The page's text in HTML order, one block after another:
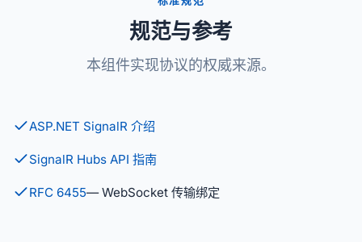
规范与参考
本组件实现协议的权威来源。
ASP.NET SignalR 介绍
SignalR Hubs API 指南
RFC 6455— WebSocket 传输绑定